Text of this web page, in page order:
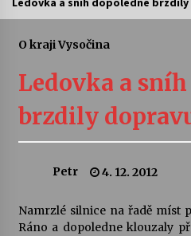
Sukuba Ensemble
Vernisáž výstavy
kapkou
30. 7. 2026
Veselí muzikanti
O kraji Vysočina
Ledovka a
brzdily
Petr 4. 12. 2012
Namrzlé silnice na řadě míst
Ráno a dopoledne klouzaly